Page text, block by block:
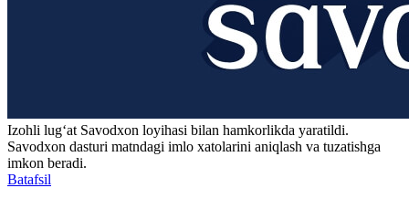
Izohli lugʻat Savodxon loyihasi bilan hamkorlikda yaratildi.
Savodxon dasturi matndagi imlo xatolarini aniqlash va tuzatishga
imkon beradi.
Batafsil